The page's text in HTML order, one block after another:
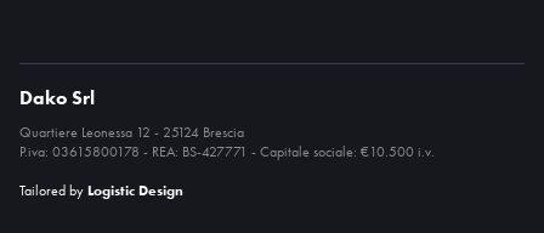
Dako Srl
Quartiere Leonessa 12 - 25124 Brescia
P.iva: 03615800178 - REA: BS-427771 - Capitale sociale: €10.500 i.v.
Tailored byLogistic Design